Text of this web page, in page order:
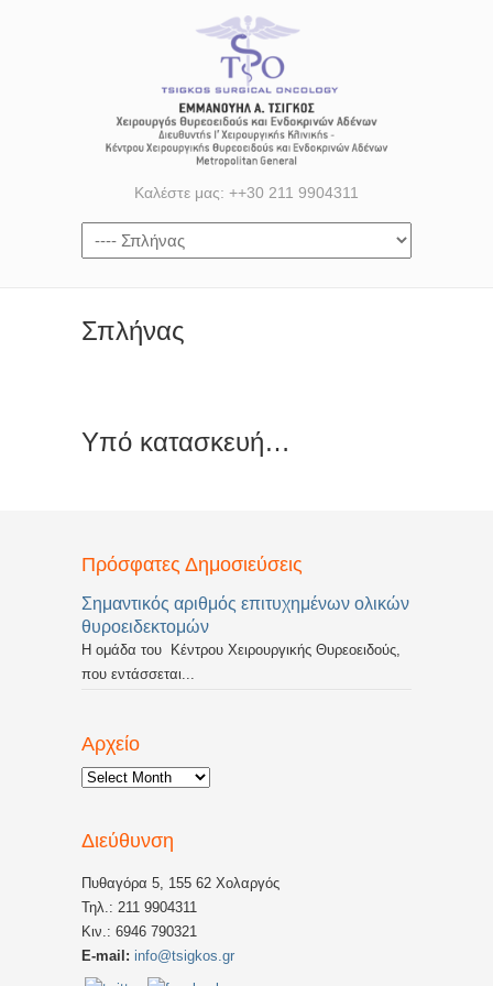
Καλέστε μας: ++30 211 9904311
Σπλήνας
Υπό κατασκευή…
Πρόσφατες Δημοσιεύσεις
Σημαντικός αριθμός επιτυχημένων ολικών
θυροειδεκτομών
Η ομάδα του Κέντρου Χειρουργικής Θυρεοειδούς,
που εντάσσεται...
Αρχείο
Αρχείο
Διεύθυνση
Πυθαγόρα 5, 155 62 Χολαργός
Τηλ.: 211 9904311
Κιν.: 6946 790321
E-mail: info@tsigkos.gr